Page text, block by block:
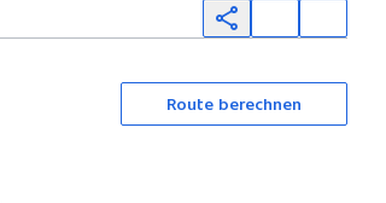
Route berechnen